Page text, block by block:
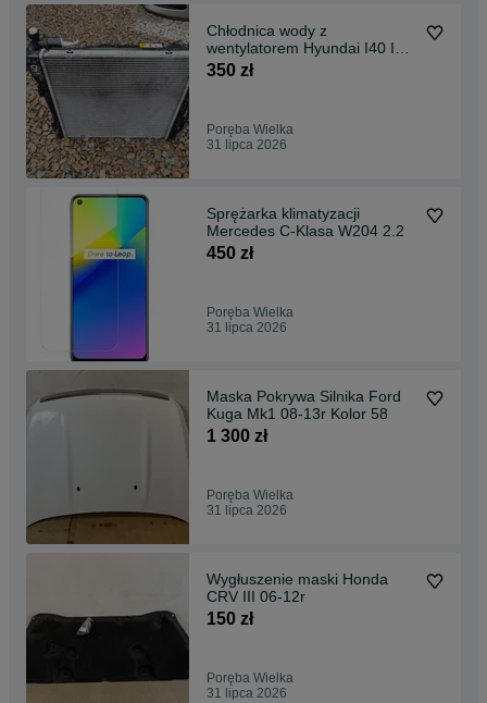
Chłodnica wody z
wentylatorem Hyundai I40 I
1.7crdi
350 zł
Poręba Wielka
31 lipca 2026
Sprężarka klimatyzacji
Mercedes C-Klasa W204 2.2
450 zł
Poręba Wielka
31 lipca 2026
Maska Pokrywa Silnika Ford
Kuga Mk1 08-13r Kolor 58
1 300 zł
Poręba Wielka
31 lipca 2026
Wygłuszenie maski Honda
CRV III 06-12r
150 zł
Poręba Wielka
31 lipca 2026